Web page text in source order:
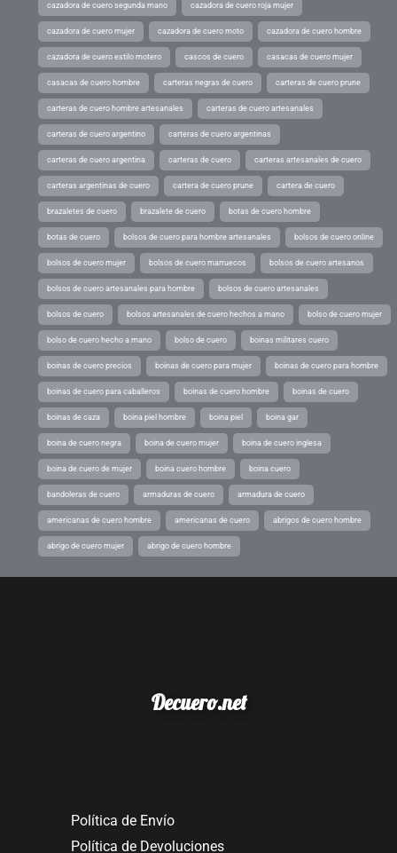
cazadora de cuero segunda mano cazadora de cuero roja mujer
cazadora de cuero mujer cazadora de cuero moto cazadora de cuero hombre
cazadora de cuero estilo motero cascos de cuero casacas de cuero mujer
casacas de cuero hombre carteras negras de cuero carteras de cuero prune
carteras de cuero hombre artesanales carteras de cuero artesanales
carteras de cuero argentino carteras de cuero argentinas
carteras de cuero argentina carteras de cuero carteras artesanales de cuero
carteras argentinas de cuero cartera de cuero prune cartera de cuero
brazaletes de cuero brazalete de cuero botas de cuero hombre
botas de cuero bolsos de cuero para hombre artesanales bolsos de cuero online
bolsos de cuero mujer bolsos de cuero marruecos bolsos de cuero artesanos
bolsos de cuero artesanales para hombre bolsos de cuero artesanales
bolsos de cuero bolsos artesanales de cuero hechos a mano bolso de cuero mujer
bolso de cuero hecho a mano bolso de cuero boinas militares cuero
boinas de cuero precios boinas de cuero para mujer boinas de cuero para hombre
boinas de cuero para caballeros boinas de cuero hombre boinas de cuero
boinas de caza boina piel hombre boina piel boina gar
boina de cuero negra boina de cuero mujer boina de cuero inglesa
boina de cuero de mujer boina cuero hombre boina cuero
bandoleras de cuero armaduras de cuero armadura de cuero
americanas de cuero hombre americanas de cuero abrigos de cuero hombre
abrigo de cuero mujer abrigo de cuero hombre
Decuero.net
Política de Envío
Política de Devoluciones